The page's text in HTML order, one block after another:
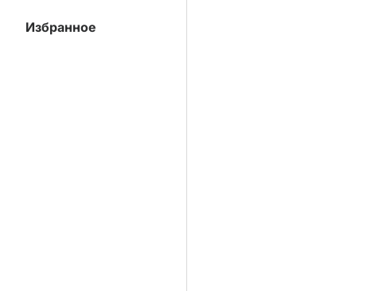
Избранное